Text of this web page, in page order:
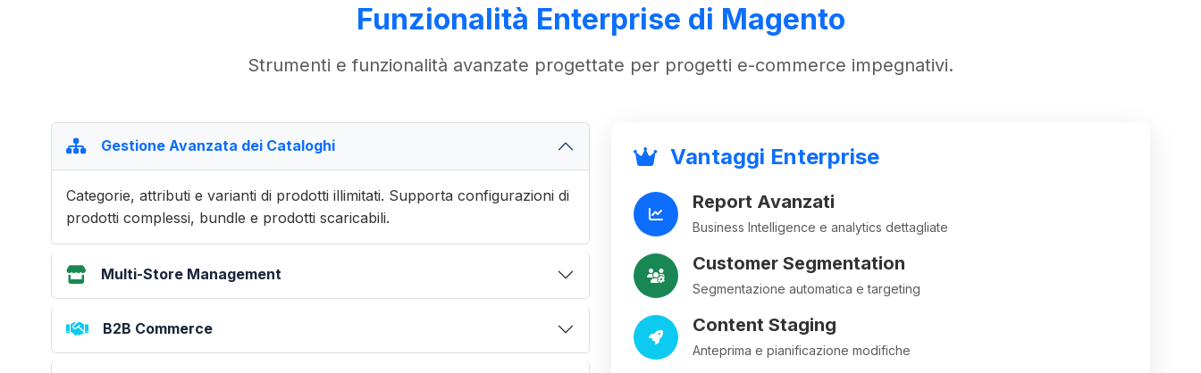
Funzionalità Enterprise di Magento
Strumenti e funzionalità avanzate progettate per progetti e-commerce impegnativi.
Gestione Avanzata dei Cataloghi
Categorie, attributi e varianti di prodotti illimitati. Supporta configurazioni di
prodotti complessi, bundle e prodotti scaricabili.
Multi-Store Management
B2B Commerce
Vantaggi Enterprise
Report Avanzati
Business Intelligence e analytics dettagliate
Customer Segmentation
Segmentazione automatica e targeting
Content Staging
Anteprima e pianificazione modifiche